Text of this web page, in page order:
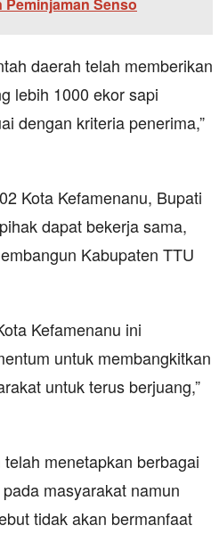
daerah telah memberikan
lebih 1000 ekor sapi
dengan kriteria penerima,”
Kota Kefamenanu, Bupati
dapat bekerja sama,
Kabupaten TTU
Kefamenanu ini
untuk membangkitkan
untuk terus berjuang,”
menetapkan berbagai
masyarakat namun
tidak akan bermanfaat